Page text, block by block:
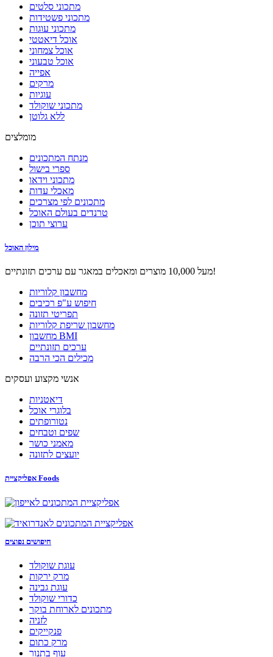
מתכוני סלטים
מתכוני פשטידות
מתכוני עוגות
אוכל דיאטטי
אוכל צמחוני
אוכל טבעוני
אפייה
מרקים
עוגיות
מתכוני שוקולד
ללא גלוטן
מומלצים
מנתח המתכונים
ספרי בישול
מתכוני וידאו
מאכלי עדות
מתכונים לפי מצרכים
טרנדים בעולם האוכל
ערוצי תוכן
מילון האוכל
מעל 10,000 מוצרים ומאכלים במאגר עם ערכים תזונתיים!
מחשבון קלוריות
חיפוש ע"פ רכיבים
תפריטי תזונה
מחשבון שריפת קלוריות
מחשבון BMI
ערכים תזונתיים
מכילים הכי הרבה
אנשי מקצוע ועסקים
דיאטניות
בלוגרי אוכל
נטורופתים
שפים וטבחים
מאמני כושר
יועצים לתזונה
אפליקציית Foods
חיפושים נפוצים
עוגת שוקולד
מרק ירקות
עוגת גבינה
כדורי שוקולד
מתכונים לארוחת בוקר
לזניה
פנקייקים
מרק כתום
עוף בתנור